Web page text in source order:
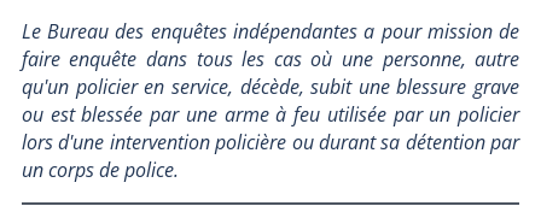
Le Bureau des enquêtes indépendantes a pour mission de
faire enquête dans tous les cas où une personne, autre
qu'un policier en service, décède, subit une blessure grave
ou est blessée par une arme à feu utilisée par un policier
lors d'une intervention policière ou durant sa détention par
un corps de police.